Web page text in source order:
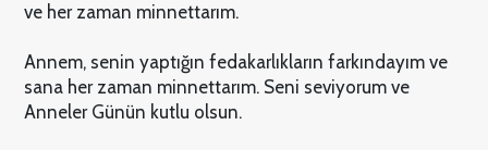
ve her zaman minnettarım.
Annem, senin yaptığın fedakarlıkların farkındayım ve
sana her zaman minnettarım. Seni seviyorum ve
Anneler Günün kutlu olsun.